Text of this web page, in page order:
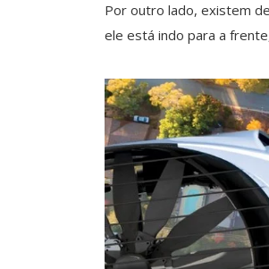
Por outro lado, existem
ele está indo para a